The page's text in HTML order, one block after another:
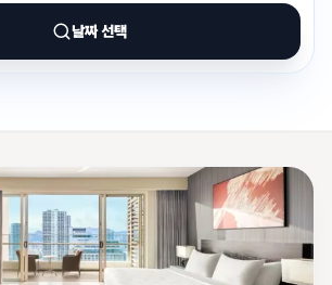
날짜 선택